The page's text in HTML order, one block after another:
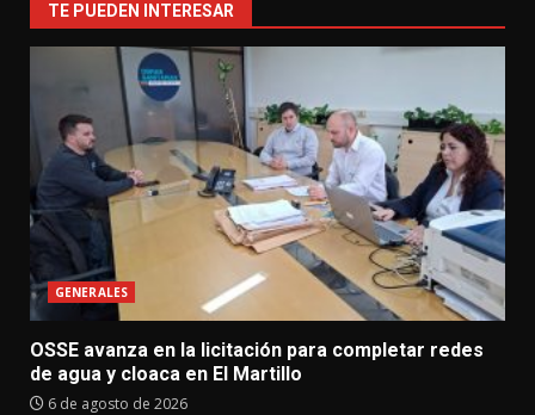
TE PUEDEN INTERESAR
GENERALES
OSSE avanza en la licitación para completar redes
de agua y cloaca en El Martillo
6 de agosto de 2026